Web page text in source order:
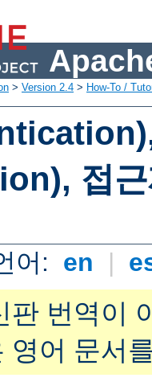
> Version 2.4 > How-To /
접
어: en |
판 번역이
영어 문서